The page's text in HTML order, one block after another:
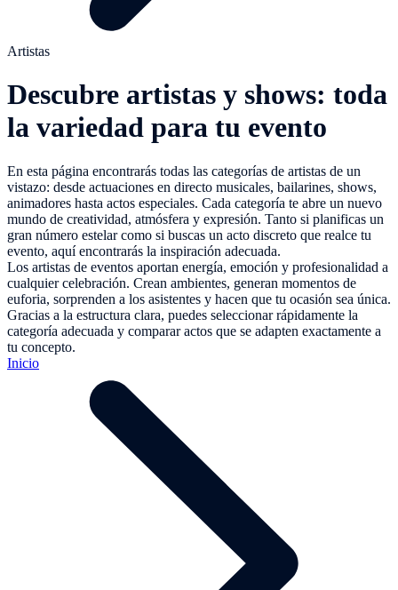
Artistas
Descubre artistas y shows: toda
la variedad para tu evento
En esta página encontrarás todas las categorías de artistas de un
vistazo: desde actuaciones en directo musicales, bailarines, shows,
animadores hasta actos especiales. Cada categoría te abre un nuevo
mundo de creatividad, atmósfera y expresión. Tanto si planificas un
gran número estelar como si buscas un acto discreto que realce tu
evento, aquí encontrarás la inspiración adecuada.
Los artistas de eventos aportan energía, emoción y profesionalidad a
cualquier celebración. Crean ambientes, generan momentos de
euforia, sorprenden a los asistentes y hacen que tu ocasión sea única.
Gracias a la estructura clara, puedes seleccionar rápidamente la
categoría adecuada y comparar actos que se adapten exactamente a
tu concepto.
Inicio